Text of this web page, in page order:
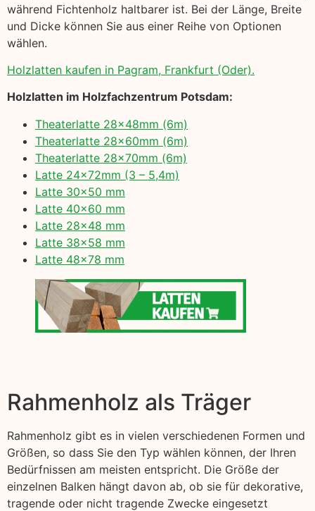
während Fichtenholz haltbarer ist. Bei der Länge, Breite
und Dicke können Sie aus einer Reihe von Optionen
wählen.
Holzlatten kaufen in Pagram, Frankfurt (Oder).
Holzlatten im Holzfachzentrum Potsdam:
Theaterlatte 28x48mm (6m)
Theaterlatte 28x60mm (6m)
Theaterlatte 28x70mm (6m)
Latte 24x72mm (3 – 5,4m)
Latte 30×50 mm
Latte 40×60 mm
Latte 28×48 mm
Latte 38×58 mm
Latte 48×78 mm
Rahmenholz als Träger
Rahmenholz gibt es in vielen verschiedenen Formen und
Größen, so dass Sie den Typ wählen können, der Ihren
Bedürfnissen am meisten entspricht. Die Größe der
einzelnen Balken hängt davon ab, ob sie für dekorative,
tragende oder nicht tragende Zwecke eingesetzt